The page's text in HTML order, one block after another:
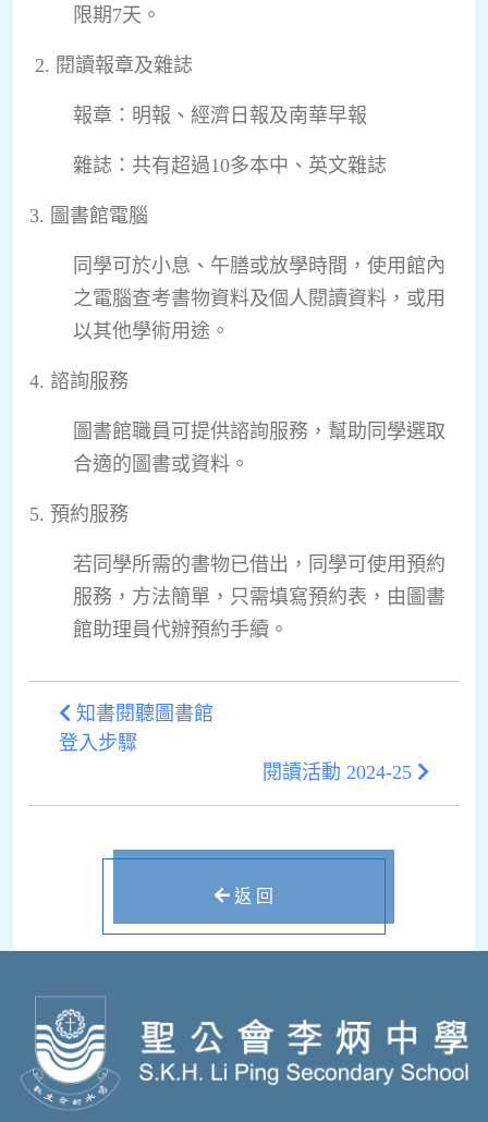
限期7天。
2. 閱讀報章及雜誌
報章：明報、經濟日報及南華早報
雜誌：共有超過10多本中、英文雜誌
3. 圖書館電腦
同學可於小息、午膳或放學時間，使用館內
之電腦查考書物資料及個人閱讀資料，或用
以其他學術用途。
4. 諮詢服務
圖書館職員可提供諮詢服務，幫助同學選取
合適的圖書或資料。
5. 預約服務
若同學所需的書物已借出，同學可使用預約
服務，方法簡單，只需填寫預約表，由圖書
館助理員代辦預約手續。
知書閱聽圖書館
登入步驟
閱讀活動 2024-25
返 回